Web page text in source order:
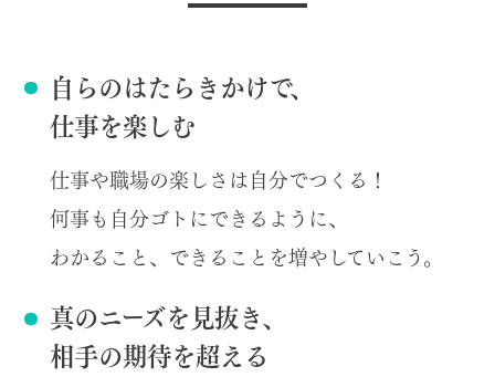
自らのはたらきかけで、
仕事を楽しむ
仕事や職場の楽しさは自分でつくる！
何事も自分ゴトにできるように、
わかること、できることを増やしていこう。
真のニーズを見抜き、
相手の期待を超える